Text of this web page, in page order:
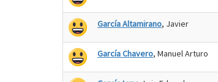
García Altamirano, Javier
García Chavero, Manuel Arturo